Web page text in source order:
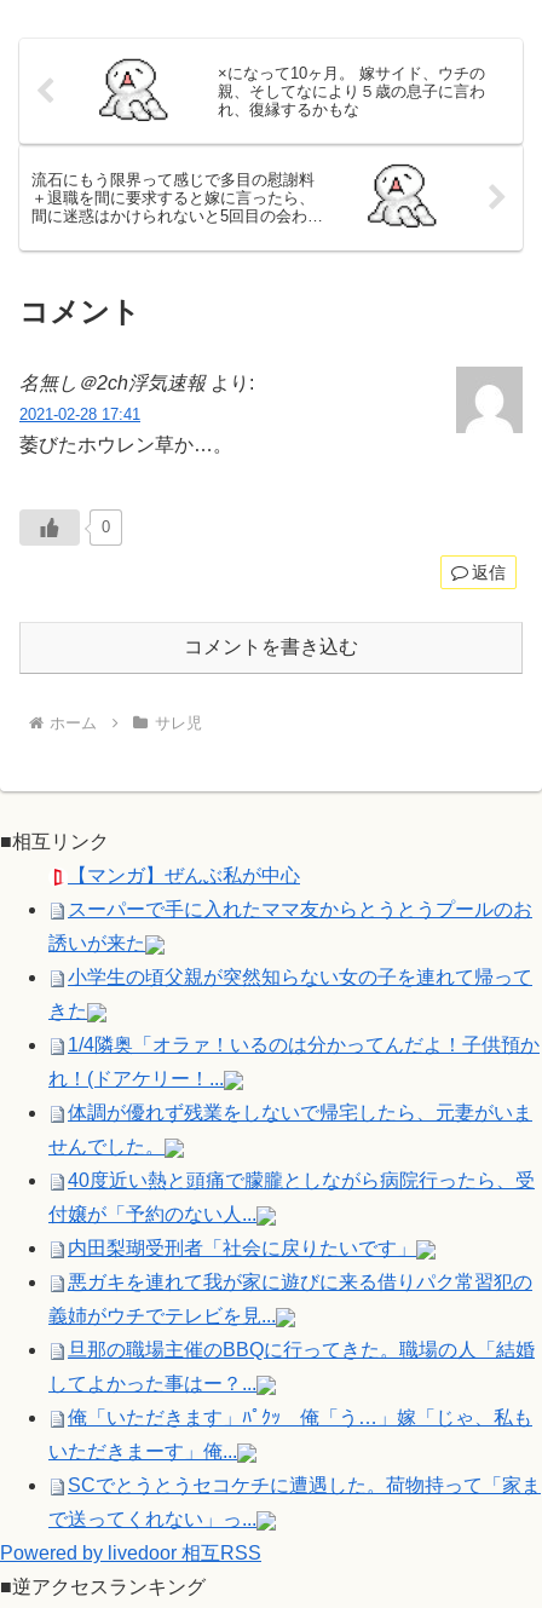
×になって10ヶ月。 嫁サイド、ウチの
親、そしてなにより５歳の息子に言わ
れ、復縁するかもな
流石にもう限界って感じで多目の慰謝料
＋退職を間に要求すると嫁に言ったら、
間に迷惑はかけられないと5回目の会わな
コメント
名無し＠2ch浮気速報 より:
2021-02-28 17:41
萎びたホウレン草か…。
0
返信
コメントを書き込む
ホーム サレ児
■相互リンク
【マンガ】ぜんぶ私が中心
スーパーで手に入れたママ友からとうとうプールのお
誘いが来た
小学生の頃父親が突然知らない女の子を連れて帰って
きた
1/4隣奥「オラァ！いるのは分かってんだよ！子供預か
れ！(ドアケリー！...
体調が優れず残業をしないで帰宅したら、元妻がいま
せんでした。
40度近い熱と頭痛で朦朧としながら病院行ったら、受
付嬢が「予約のない人...
内田梨瑚受刑者「社会に戻りたいです」
悪ガキを連れて我が家に遊びに来る借りパク常習犯の
義姉がウチでテレビを見...
旦那の職場主催のBBQに行ってきた。職場の人「結婚
してよかった事はー？...
俺「いただきます」ﾊﾟｸｯ 俺「う…」嫁「じゃ、私も
いただきまーす」俺...
SCでとうとうセコケチに遭遇した。荷物持って「家ま
で送ってくれない」っ...
Powered by livedoor 相互RSS
■逆アクセスランキング